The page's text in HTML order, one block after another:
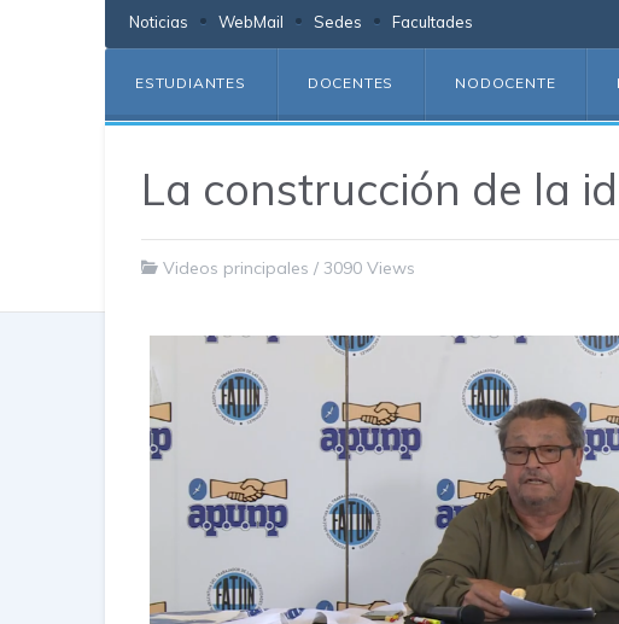
Noticias WebMail Sedes Facultades
ESTUDIANTES DOCENTES NODOCENTE
La construcción de la
Videos principales / 3090 Views